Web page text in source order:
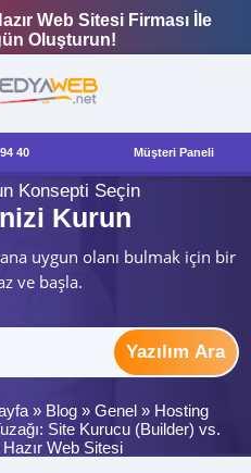
Web Sitesi Firması İle
Oluşturun!
40 Müşteri Paneli
Konsepti Seçin
Kurun
uygun olanı bulmak için bir
ve başla.
Yazılım Ara
» Blog » Genel » Hosting
Site Kurucu (Builder) vs.
Web Sitesi